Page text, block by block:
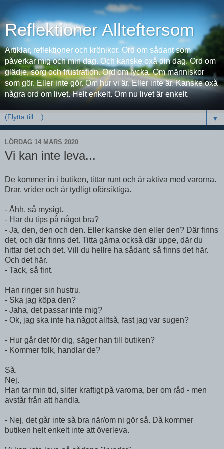
Reflektioner Allteftersom
Artiklar, reflektioner och krönikor. Ord om sådant som
påverkar mig och min dag. Och kanske oxå din dag. Ord om
glädje, sorg och frustration. Ord om lycka. Om människor
som gör. Eller inte gör. Om hur vi är. Eller inte är. Kanske oxå
några ord om livet. Helt enkelt. Om nu livet är enkelt.
▼
LÖRDAG 14 MARS 2020
Vi kan inte leva...
De kommer in i butiken, tittar runt och är aktiva med varorna.
Drar, vrider och är tydligt oförsiktiga.
- Åhh, så mysigt.
- Har du tips på något bra?
- Ja, den, den och den. Eller kanske den eller den? Där finns
det, och där finns det. Titta gärna också där uppe, där du
hittar det och det. Vill du hellre ha sådant, så finns det här.
Och det här.
- Tack, så fint.
Han ringer sin hustru.
- Ska jag köpa den?
- Jaha, det passar inte mig?
- Ok, jag ska inte ha något alltså, fast jag var sugen?
- Hur går det för dig, säger han till butiken?
- Kommer folk, handlar de?
Så.
Nej.
Han tar min tid, sliter kraftigt på varorna, ber om råd - men
avstår från att handla.
- Nej, det går inte så bra när/om ni gör så. Då kommer
butiken helt enkelt inte att överleva.